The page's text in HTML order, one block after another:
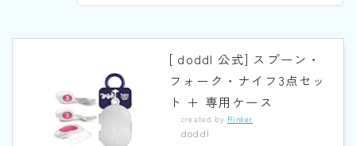
[ doddl 公式] スプーン・
フォーク・ナイフ3点セッ
ト ＋ 専用ケース
created by Rinker
doddl